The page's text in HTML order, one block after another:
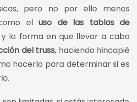
pero no por ello menos
el uso de las tablas de
la forma en que llevar a cabo
del truss, haciendo hincapié
hacerlo para determinar si es